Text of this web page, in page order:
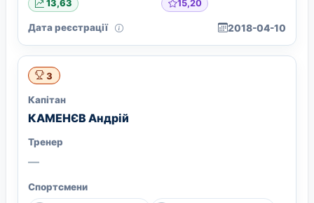
13,63 15,20
Дата реєстрації 2018-04-10
3
Капітан
КАМЕНЄВ Андрій
Тренер
—
Спортсмени